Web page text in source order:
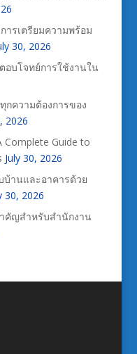
ารเตรียมความพร้อม
30, 2026
บโจทย์การใช้งานใน
ความต้องการของ
2026
Complete Guide to
July 30, 2026
บ้านและอาคารด้วย
30, 2026
คัญสำหรับสำนักงาน